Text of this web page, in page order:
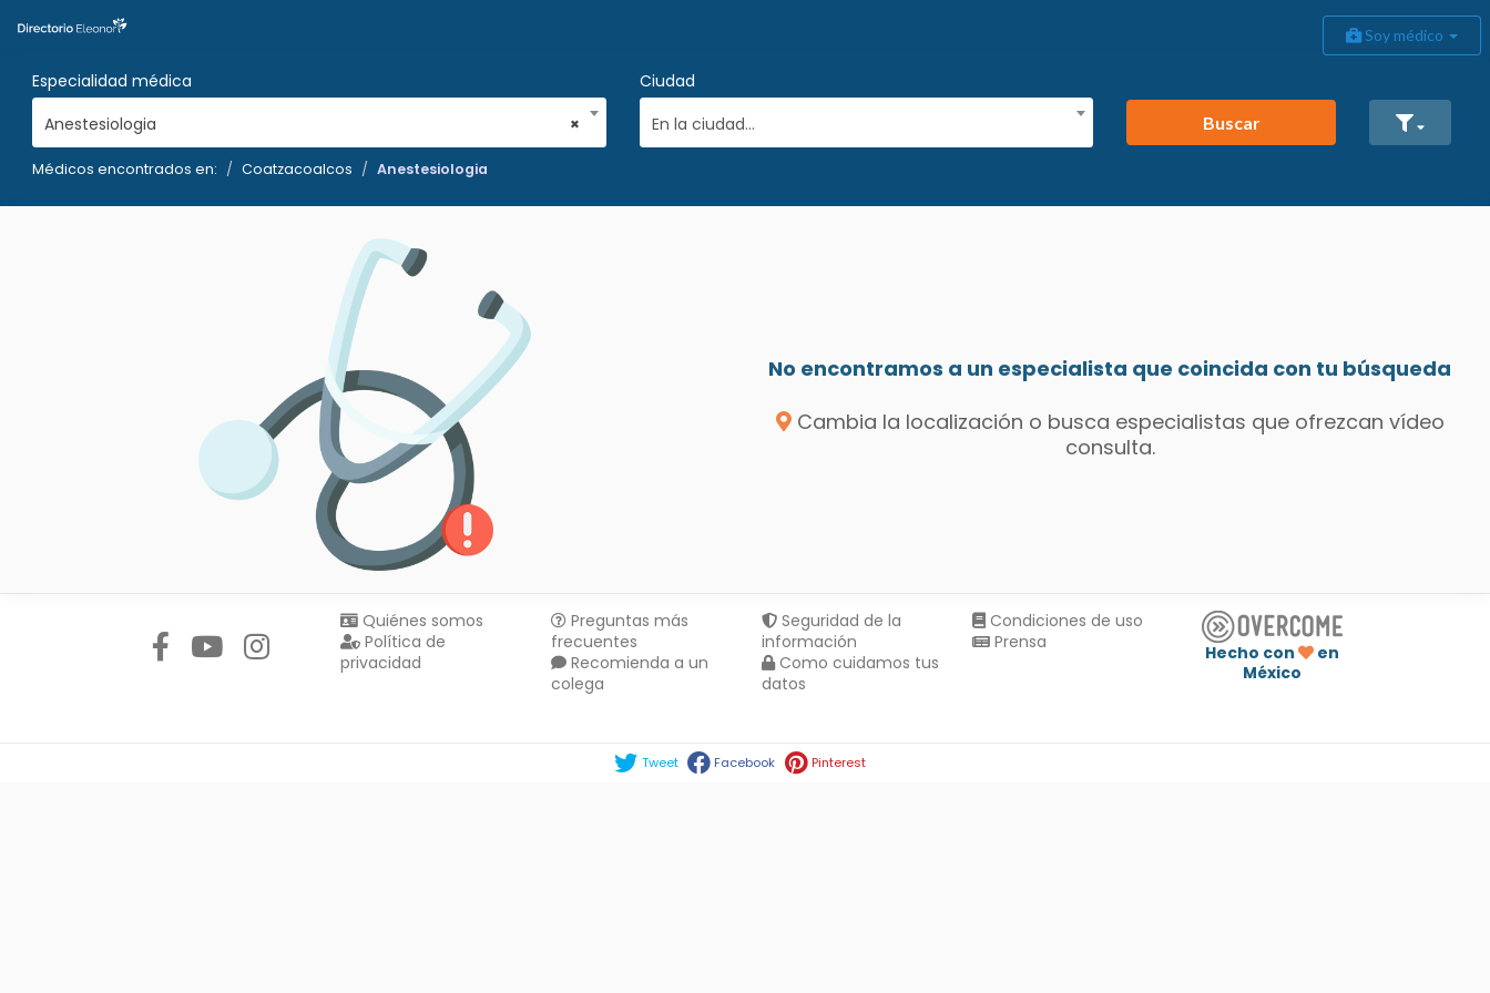
Soy médico
Especialidad médica
×
Anestesiologia
Ciudad
En la ciudad...
Buscar
Médicos encontrados en: Coatzacoalcos Anestesiologia
No encontramos a un especialista que coincida con tu búsqueda
Cambia la localización o busca especialistas que ofrezcan vídeo
consulta.
Quiénes somos
Política de
privacidad
Preguntas más
frecuentes
Recomienda a un
colega
Seguridad de la
información
Como cuidamos tus
datos
Condiciones de uso
Prensa
Hecho con
en
México
Tweet Facebook Pinterest